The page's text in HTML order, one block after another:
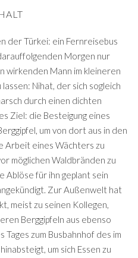
der Türkei: ein Fernreisebus
Morgen nur
wirkenden Mann im kleineren
Nihat, der sich sogleich
durch einen dichten
Ziel: die Besteigung eines
um von dort aus in den
Arbeit eines Wächters zu
möglichen Waldbränden zu
Ablöse für ihn geplant sein
Zur Außenwelt hat
meist zu seinen Kollegen,
Berggipfeln aus ebenso
zum Busbahnhof des im
um sich Essen zu